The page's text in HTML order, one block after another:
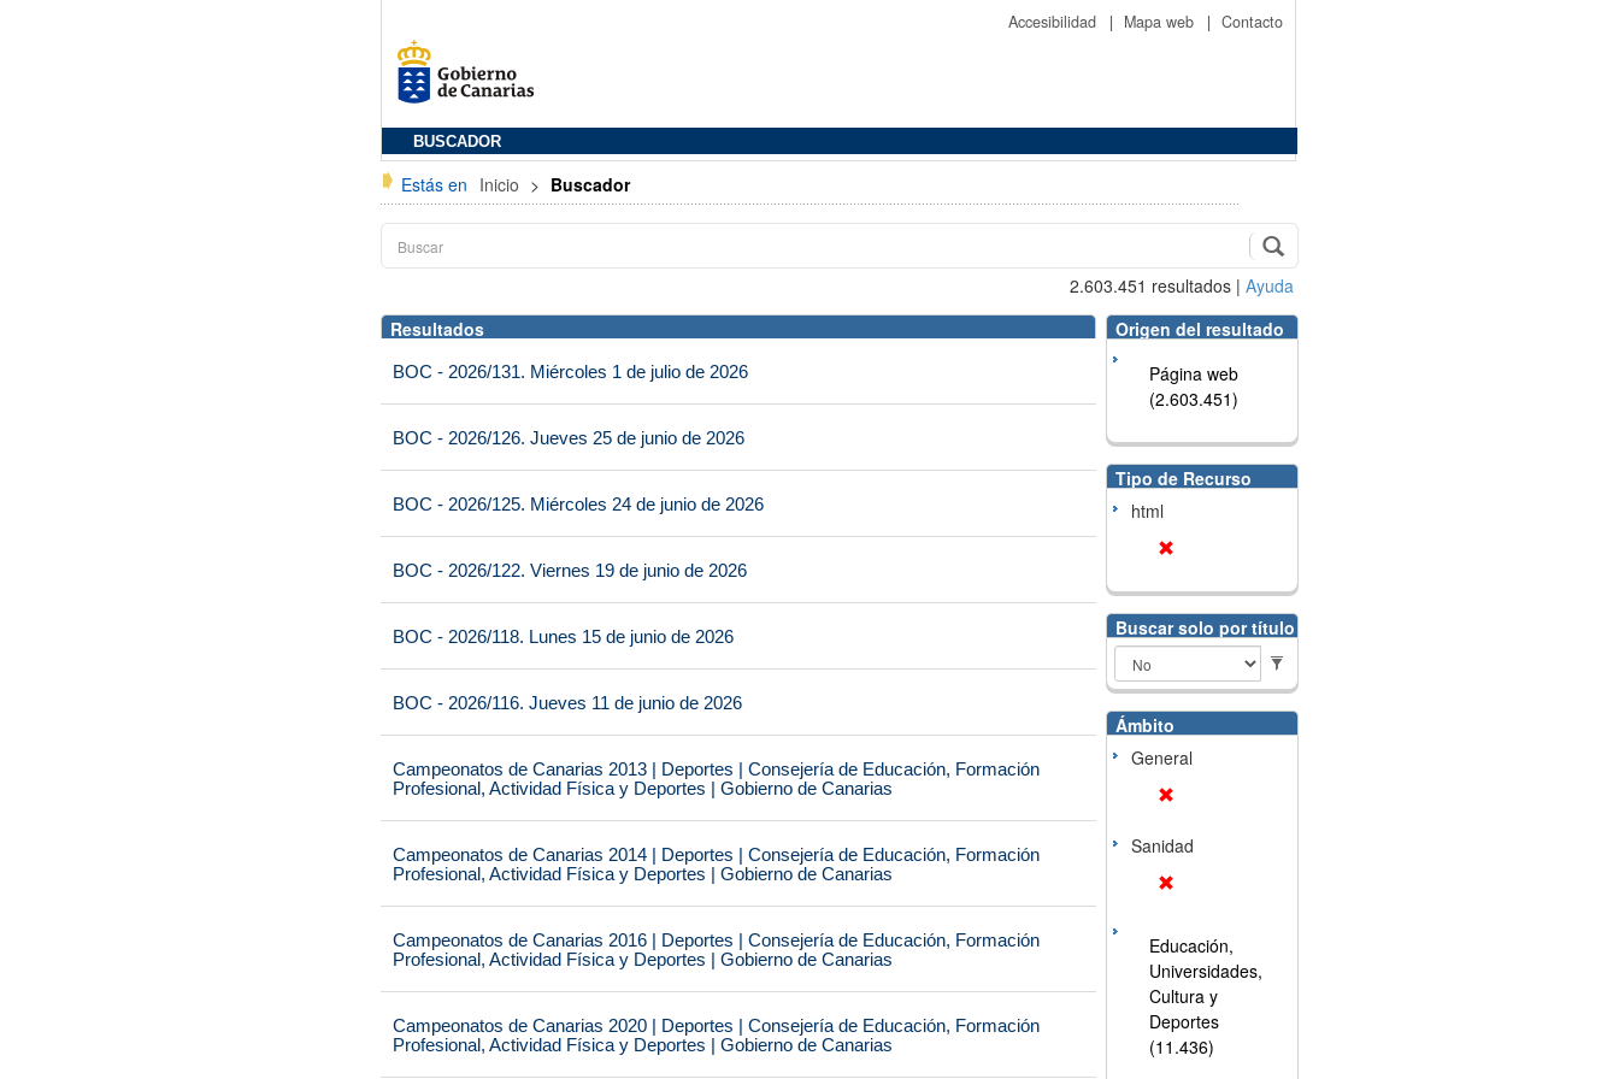
Accesibilidad | Mapa web | Contacto
BUSCADOR
Estás en Inicio > Buscador
2.603.451 resultados | Ayuda
Resultados
BOC - 2026/131. Miércoles 1 de julio de 2026
BOC - 2026/126. Jueves 25 de junio de 2026
BOC - 2026/125. Miércoles 24 de junio de 2026
BOC - 2026/122. Viernes 19 de junio de 2026
BOC - 2026/118. Lunes 15 de junio de 2026
BOC - 2026/116. Jueves 11 de junio de 2026
Campeonatos de Canarias 2013 | Deportes | Consejería de Educación, Formación
Profesional, Actividad Física y Deportes | Gobierno de Canarias
Campeonatos de Canarias 2014 | Deportes | Consejería de Educación, Formación
Profesional, Actividad Física y Deportes | Gobierno de Canarias
Campeonatos de Canarias 2016 | Deportes | Consejería de Educación, Formación
Profesional, Actividad Física y Deportes | Gobierno de Canarias
Campeonatos de Canarias 2020 | Deportes | Consejería de Educación, Formación
Profesional, Actividad Física y Deportes | Gobierno de Canarias
Origen del resultado
Página web
(2.603.451)
Tipo de Recurso
html
Buscar solo por título
Ámbito
General
Sanidad
Educación,
Universidades,
Cultura y
Deportes
(11.436)